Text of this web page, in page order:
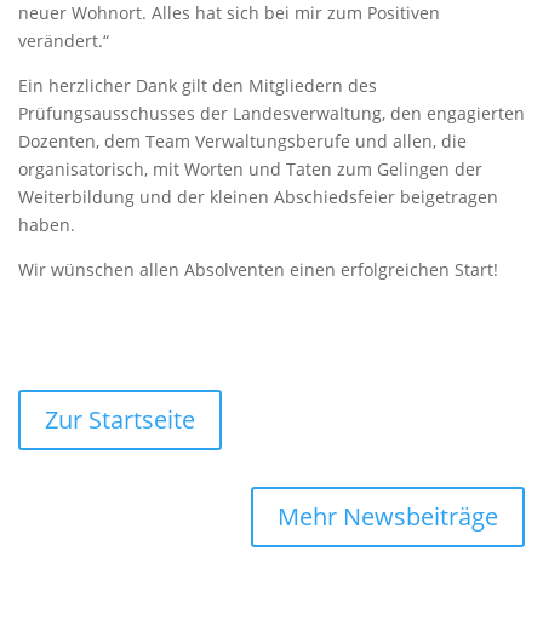
neuer Wohnort. Alles hat sich bei mir zum Positiven
verändert.“
Ein herzlicher Dank gilt den Mitgliedern des
Prüfungsausschusses der Landesverwaltung, den engagierten
Dozenten, dem Team Verwaltungsberufe und allen, die
organisatorisch, mit Worten und Taten zum Gelingen der
Weiterbildung und der kleinen Abschiedsfeier beigetragen
haben.
Wir wünschen allen Absolventen einen erfolgreichen Start!
Zur Startseite
Mehr Newsbeiträge